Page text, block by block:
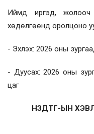
Иймд иргэд, жолооч
хөдөлгөөнд оролцоно
- Эхлэх: 2026 оны
- Дуусах: 2026 оны
цаг
НЗДТГ-ЫН